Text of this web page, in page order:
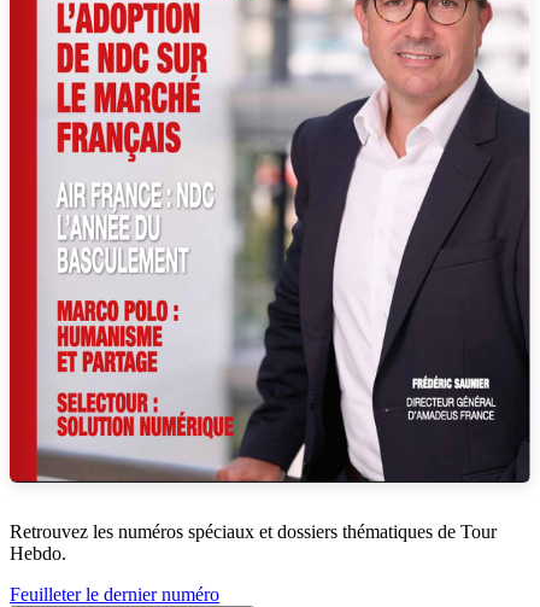
Retrouvez les numéros spéciaux et dossiers thématiques de Tour
Hebdo.
Feuilleter le dernier numéro